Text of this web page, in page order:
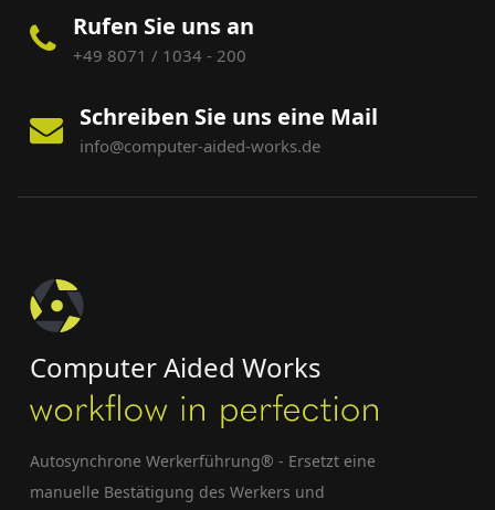
Rufen Sie uns an
+49 8071 / 1034 - 200
Schreiben Sie uns eine Mail
info@computer-aided-works.de
Computer Aided Works
Autosynchrone Werkerführung® - Ersetzt eine
manuelle Bestätigung des Werkers und